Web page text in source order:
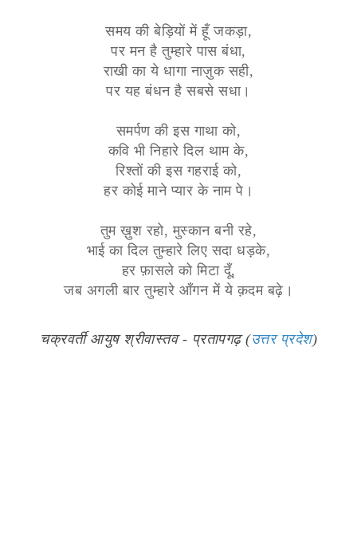
समय की बेड़ियों में हूँ जकड़ा,
पर मन है तुम्हारे पास बंधा,
राखी का ये धागा नाज़ुक सही,
पर यह बंधन है सबसे सधा।
समर्पण की इस गाथा को,
कवि भी निहारे दिल थाम के,
रिश्तों की इस गहराई को,
हर कोई माने प्यार के नाम पे।
तुम ख़ुश रहो, मुस्कान बनी रहे,
भाई का दिल तुम्हारे लिए सदा धड़के,
हर फ़ासले को मिटा दूँ,
जब अगली बार तुम्हारे आँगन में ये क़दम बढ़े।
चक्रवर्ती आयुष श्रीवास्तव - प्रतापगढ़ (उत्तर प्रदेश)